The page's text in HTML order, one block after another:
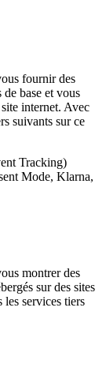
fournir des
base et vous
internet. Avec
suivants sur ce
Tracking)
Mode, Klarna,
montrer des
sur des sites
services tiers